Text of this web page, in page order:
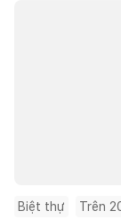
Biệt thự Trên